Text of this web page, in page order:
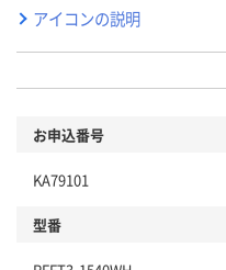
アイコンの説明
お申込番号
KA79101
型番